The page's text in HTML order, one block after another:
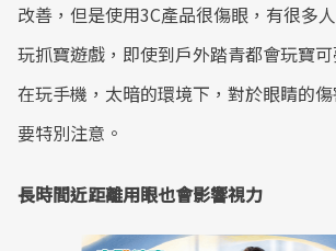
改善，但是使用3C產品很傷眼，有很多
玩抓寶遊戲，即使到戶外踏青都會玩寶
在玩手機，太暗的環境下，對於眼睛的
要特別注意。
長時間近距離用眼也會影響視力